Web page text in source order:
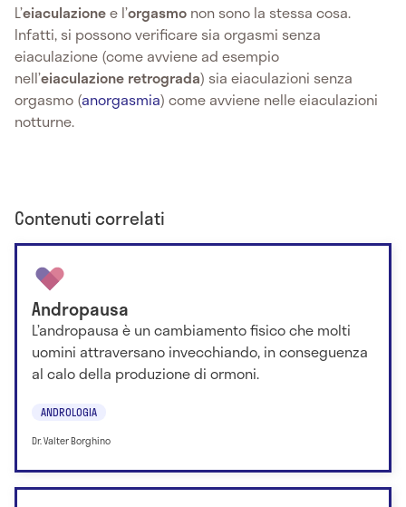
L’eiaculazionee l’orgasmo non sono la stessa cosa.
Infatti, si possono verificare sia orgasmi senza
eiaculazione (come avviene ad esempio
nell’eiaculazione retrograda) sia eiaculazioni senza
orgasmo (anorgasmia) come avviene nelle eiaculazioni
notturne.
Contenuti correlati
Andropausa
L’andropausa è un cambiamento fisico che molti
uomini attraversano invecchiando, in conseguenza
al calo della produzione di ormoni.
ANDROLOGIA
Dr. Valter Borghino